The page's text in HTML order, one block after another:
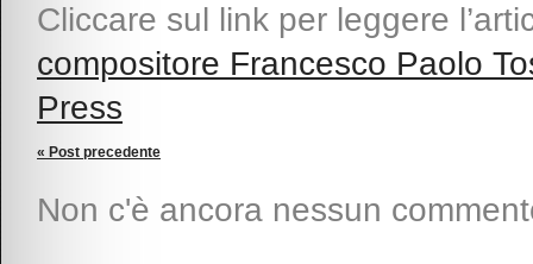
Cliccare sul link per leggere
compositore Francesco Paolo
Press
« Post precedente
Non c'è ancora nessun